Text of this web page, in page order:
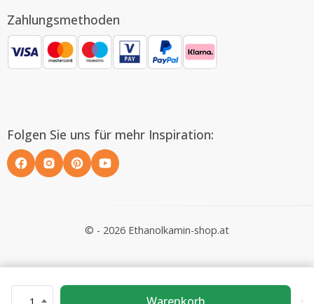
1 Warenkorb
Zahlungsmethoden
Folgen Sie uns für mehr Inspiration:
© - 2026 Ethanolkamin-shop.at